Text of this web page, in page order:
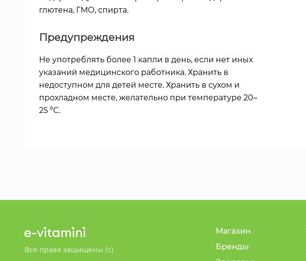
глютена, ГМО, спирта.
Предупреждения
Не употреблять более 1 капли в день, если нет иных
указаний медицинского работника. Хранить в
недоступном для детей месте. Хранить в сухом и
прохладном месте, желательно при температуре 20–
25 ºC.
Все права защищены (с)
Магазин
Бренды